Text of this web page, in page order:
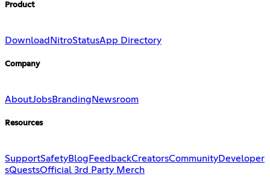
Product
Download NitroStatusApp Directory
Company
AboutJobsBranding Newsroom
Resources
SupportSafetyBlog FeedbackCreatorsCommunityDeveloper
sQuestsOfficial 3rd Party Merch